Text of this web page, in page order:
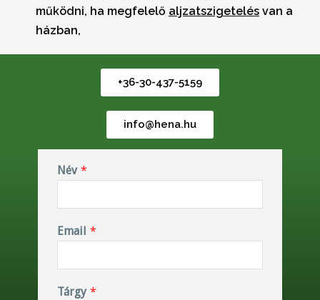
működni, ha megfelelő aljzatszigetelés van a
házban,
+36-30-437-5159
info@hena.hu
Név *
Email *
Tárgy *